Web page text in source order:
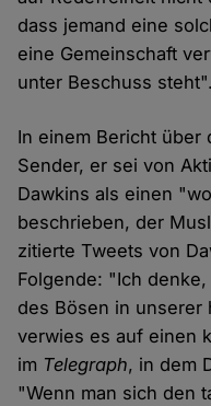
dass jemand eine
eine Gemeinschaft
unter Beschuss steht".
In einem Bericht über
Sender, er sei von
Dawkins als einen
beschrieben, der
zitierte Tweets von
Folgende: "Ich
des Bösen in unserer
verwies es auf einen
im Telegraph, in dem
"Wenn man sich den